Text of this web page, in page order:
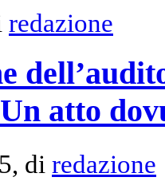
redazione
atto
di redazione